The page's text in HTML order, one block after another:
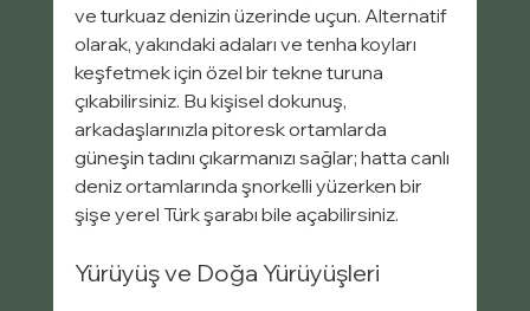
ve turkuaz denizin üzerinde uçun. Alternatif
olarak, yakındaki adaları ve tenha koyları
keşfetmek için özel bir tekne turuna
çıkabilirsiniz. Bu kişisel dokunuş,
arkadaşlarınızla pitoresk ortamlarda
güneşin tadını çıkarmanızı sağlar; hatta canlı
deniz ortamlarında şnorkelli yüzerken bir
şişe yerel Türk şarabı bile açabilirsiniz.
Yürüyüş ve Doğa Yürüyüşleri